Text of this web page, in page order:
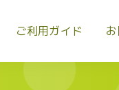
ご利用ガイド